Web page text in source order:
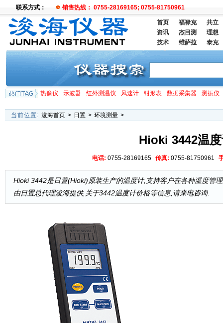
联系方式： 销售热线： 0755-28169165; 0755-81750961
首页 福禄克
共立
资讯
杰目测
理想
技术
维萨拉 泰克
热像仪 示波器 红外测温仪 风速计 钳形表 数据采集器 测振仪
当前位置: 浚海首页 > 日置 > 环境测量 >
Hioki 3442温
电话: 0755-28169165 传真: 0755-81750961
Hioki 3442是日置(Hioki)原装生产的温度计,支持客户在各种温度
由日置总代理浚海提供,关于3442温度计价格等信息,请来电咨询.